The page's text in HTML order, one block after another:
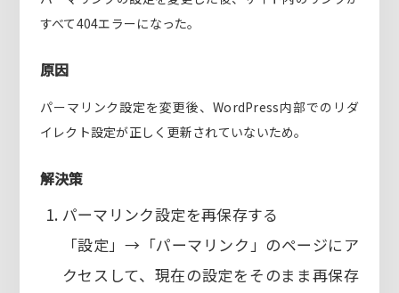
すべて404エラーになった。
原因
パーマリンク設定を変更後、WordPress内部でのリダ
イレクト設定が正しく更新されていないため。
解決策
パーマリンク設定を再保存する
「設定」→「パーマリンク」のページにア
クセスして、現在の設定をそのまま再保存